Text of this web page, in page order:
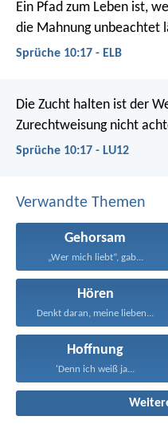
Ein Pfad zum Leben ist,
die Mahnung unbeachtet
Sprüche 10:17 - ELB
Die Zucht halten ist der
Zurechtweisung nicht
Sprüche 10:17 - LU12
Verwandte Themen
Gehorsam
„Wer mich liebt“, gab...
Hören
Denkt daran, meine lieben...
Hoffnung
'Denn ich weiß ja...